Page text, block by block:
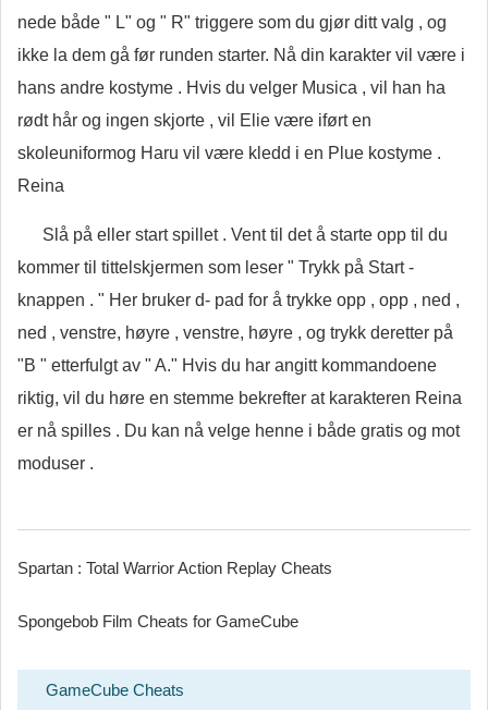
nede både " L" og " R" triggere som du gjør ditt valg , og
ikke la dem gå før runden starter. Nå din karakter vil være i
hans andre kostyme . Hvis du velger Musica , vil han ha
rødt hår og ingen skjorte , vil Elie være iført en
skoleuniformog Haru vil være kledd i en Plue kostyme .
Reina
Slå på eller start spillet . Vent til det å starte opp til du
kommer til tittelskjermen som leser " Trykk på Start -
knappen . " Her bruker d- pad for å trykke opp , opp , ned ,
ned , venstre, høyre , venstre, høyre , og trykk deretter på
"B " etterfulgt av " A." Hvis du har angitt kommandoene
riktig, vil du høre en stemme bekrefter at karakteren Reina
er nå spilles . Du kan nå velge henne i både gratis og mot
moduser .
Spartan : Total Warrior Action Replay Cheats
Spongebob Film Cheats for GameCube
GameCube Cheats